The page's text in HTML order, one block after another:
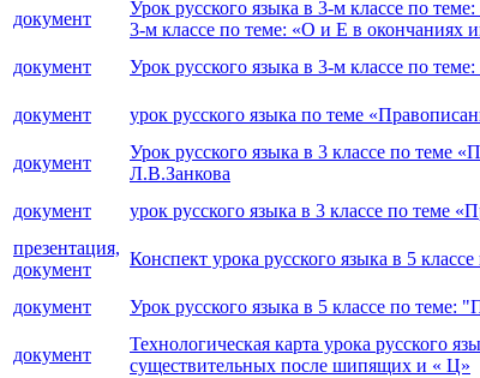
документ
Урок русского языка в 3-м классе по
3-м классе по теме: «О и Е в
документ Урок русского языка в 3-м классе по
документ урок русского языка по теме
документ
Урок русского языка в 3 классе по
Л.В.Занкова
документ урок русского языка в 3 классе по теме
презентация,
документ
Конспект урока русского языка в 5
документ Урок русского языка в 5 классе по
документ
Технологическая карта урока русского
существительных после шипящих и « Ц»